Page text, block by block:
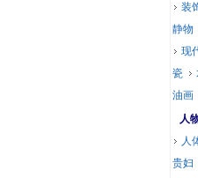
装
静物
现
瓷
油画
人
人
贵妇